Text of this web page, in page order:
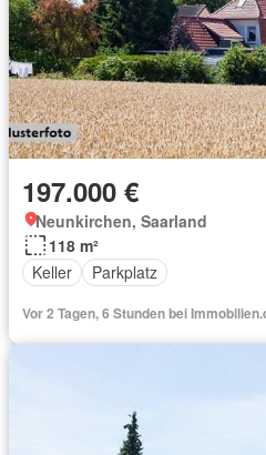
197.000 €
Neunkirchen, Saarland
118 m²
Keller
Parkplatz